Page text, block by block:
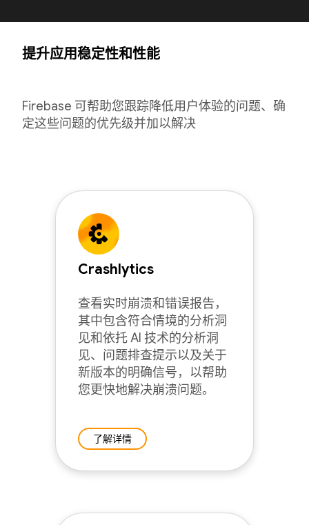
提升应用稳定性和性能
Firebase 可帮助您跟踪降低用户体验的问题、确
定这些问题的优先级并加以解决
Crashlytics
查看实时崩溃和错误报告，
其中包含符合情境的分析洞
见和依托 AI 技术的分析洞
见、问题排查提示以及关于
新版本的明确信号，以帮助
您更快地解决崩溃问题。
了解详情